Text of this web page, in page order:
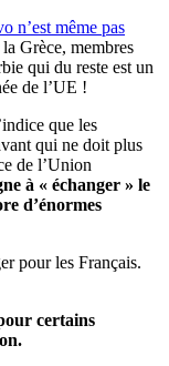
n’est même pas
Grèce, membres
qui du reste est un
de l’UE !
que les
qui ne doit plus
de l’Union
à « échanger » le
d’énormes
pour les Français.
certains